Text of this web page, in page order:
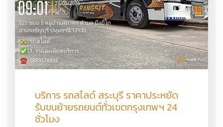
บริการ รถสไลด์ สระบุรี ราคาประหยัด
รับขนย้ายรถยนต์ทั่วเขตกรุงเทพฯ 24
ชั่วโมง